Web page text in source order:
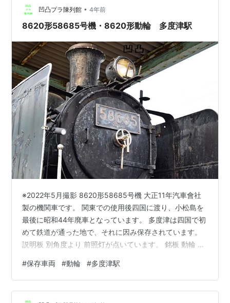
教習所があり、広大な敷地に校舎、大講堂、図書館、
プ…
凹凸プラ陳列館 • 4年前
8620形58685号機・8620形動輪 多度津駅
※2022年5月撮影 8620形58685号機 大正11年汽車會社
製の機関車です。 関東での使用後四国に渡り、小松島を
最後に昭和44年廃車となっています。 多度津は四国で初
めて鉄道が通った地で、それに因み保存されています。
説明板 別角度より 前照灯が点いています。 銘板 動輪 機
側より こちらも前照灯が点いています。 この保存車の場
所はこちら 多度津駅すぐ横です。 駅前に動輪も保存され
ています。 四国鉄道発祥之地 説明板 8620形動輪 元々は
#保存車両 #動輪 #多度津駅